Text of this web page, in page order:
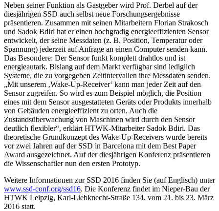
Neben seiner Funktion als Gastgeber wird Prof. Derbel auf der
diesjährigen SSD auch selbst neue Forschungsergebnisse
präsentieren. Zusammen mit seinen Mitarbeitern Florian Strakosch
und Sadok Bdiri hat er einen hochgradig energieeffizienten Sensor
entwickelt, der seine Messdaten (z. B. Position, Temperatur oder
Spannung) jederzeit auf Anfrage an einen Computer senden kann.
Das Besondere: Der Sensor funkt komplett drahtlos und ist
energieautark. Bislang auf dem Markt verfügbar sind lediglich
Systeme, die zu vorgegeben Zeitintervallen ihre Messdaten senden.
„Mit unserem ‚Wake-Up-Receiver‘ kann man jeder Zeit auf den
Sensor zugreifen. So wird es zum Beispiel möglich, die Position
eines mit dem Sensor ausgestatteten Geräts oder Produkts innerhalb
von Gebäuden energieeffizient zu orten. Auch die
Zustandsüberwachung von Maschinen wird durch den Sensor
deutlich flexibler“, erklärt HTWK-Mitarbeiter Sadok Bdiri. Das
theoretische Grundkonzept des Wake-Up-Receivers wurde bereits
vor zwei Jahren auf der SSD in Barcelona mit dem Best Paper
Award ausgezeichnet. Auf der diesjährigen Konferenz präsentieren
die Wissenschaftler nun den ersten Prototyp.
Weitere Informationen zur SSD 2016 finden Sie (auf Englisch) unter
www.ssd-conf.org/ssd16. Die Konferenz findet im Nieper-Bau der
HTWK Leipzig, Karl-Liebknecht-Straße 134, vom 21. bis 23. März
2016 statt.